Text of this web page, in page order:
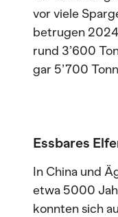
vor viele
betrugen
rund 3’600
gar 5’700
Essbares
In China und
etwa 5000
konnten sich